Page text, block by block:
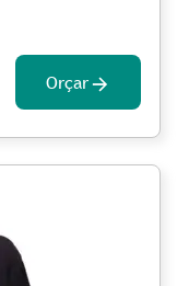
Orçar